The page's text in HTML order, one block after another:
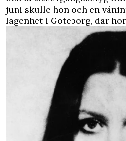
juni skulle hon och en
lägenhet i Göteborg, där